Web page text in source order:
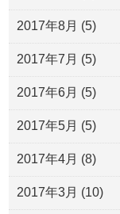
2017年8月 (5)
2017年7月 (5)
2017年6月 (5)
2017年5月 (5)
2017年4月 (8)
2017年3月 (10)